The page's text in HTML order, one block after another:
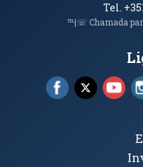
Tel.
℡|☏ Chamada
Facebook
X (abre
Tópicos